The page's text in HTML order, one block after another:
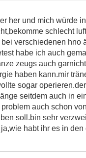
her und mich würde
schlecht
verschiedenen hno
habe ich auch
zeugs auch
haben kann.mir
sogar
seitdem auch in
auch schon
soll.bin sehr
habt ihr es in den